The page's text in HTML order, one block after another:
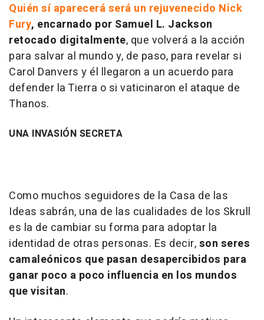
Quién sí aparecerá será un rejuvenecido Nick
Fury, encarnado por Samuel L. Jackson
retocado digitalmente, que volverá a la acción
para salvar al mundo y, de paso, para revelar si
Carol Danvers y él llegaron a un acuerdo para
defender la Tierra o si vaticinaron el ataque de
Thanos.
UNA INVASIÓN SECRETA
Como muchos seguidores de la Casa de las
Ideas sabrán, una de las cualidades de los Skrull
es la de cambiar su forma para adoptar la
identidad de otras personas. Es decir,son seres
camaleónicos que pasan desapercibidos para
ganar poco a poco influencia en los mundos
que visitan.